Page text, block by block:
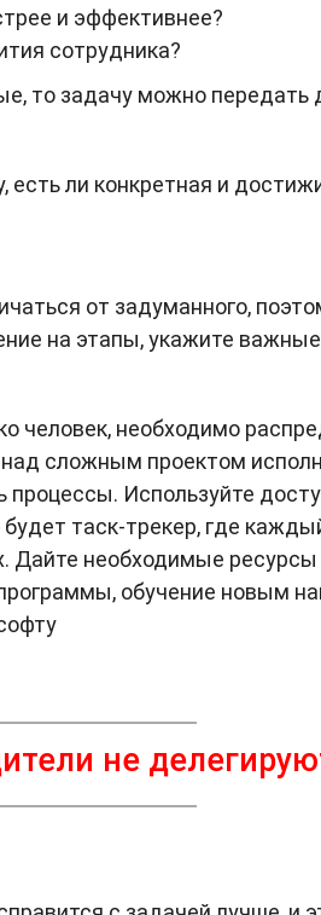
и эффективнее?
сотрудника?
то задачу можно передать
есть ли конкретная и
от задуманного,
на этапы, укажите
человек, необходимо
сложным проектом
Используйте
таск-трекер, где
Дайте необходимые
обучение новым
не